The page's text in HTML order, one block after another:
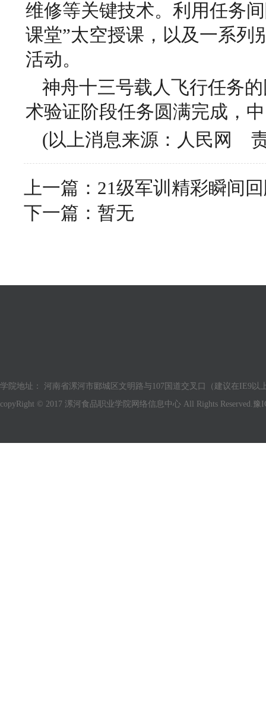
维修等关键技术。利用任务
课堂”太空授课，以及一系列
活动。
神舟十三号载人飞行任务
术验证阶段任务圆满完成，
(以上消息来源：人民网
上一篇： 21级军训精彩瞬间
下一篇：暂无
学院地址： 河南省漯河市郾城区文明路与107国道交叉口（建议在IE9以
copyRight © 2017 漯河食品职业学院网络信息中心 All Rights Reserved. 豫